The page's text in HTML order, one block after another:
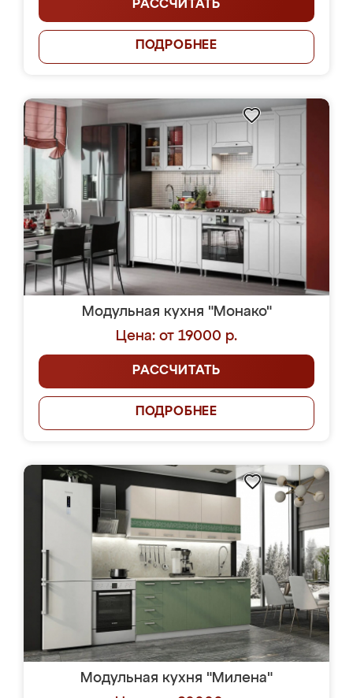
РАССЧИТАТЬ
ПОДРОБНЕЕ
Модульная кухня "Монако"
Цена: от 19000 р.
РАССЧИТАТЬ
ПОДРОБНЕЕ
Модульная кухня "Милена"